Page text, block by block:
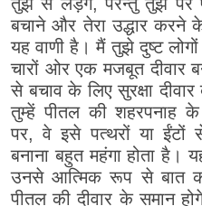
बचाने और तेरा उद्धार करने
यह वाणी है। मैं तुझे दुष्ट
चारों ओर एक मजबूत दीवार
से बचाव के लिए सुरक्षा
तुम्हें पीतल की शहरपनाह
पर, वे इसे पत्थरों या
बनाना बहुत महंगा होता है।
उनसे आत्मिक रूप से बात
पीतल की दीवार के समान